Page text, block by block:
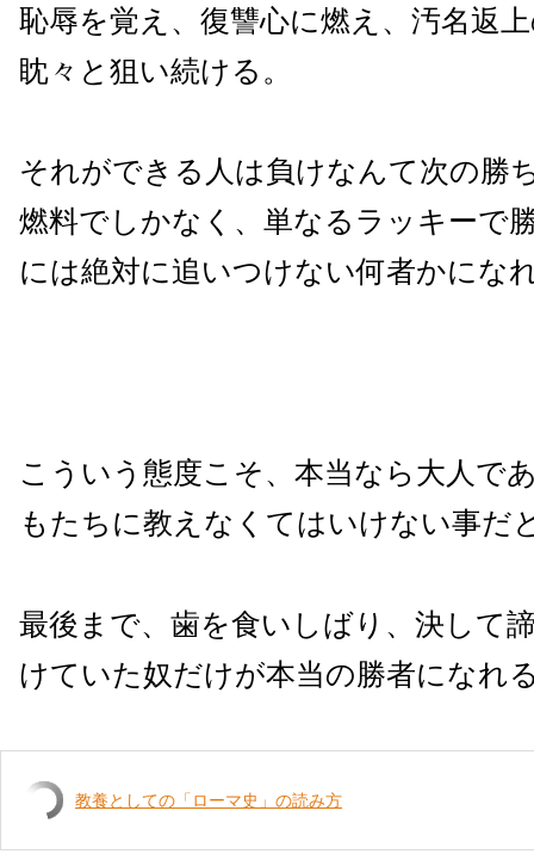
恥辱を覚え、復讐心に燃え、汚名返
眈々と狙い続ける。
それができる人は負けなんて次の勝
燃料でしかなく、単なるラッキーで
には絶対に追いつけない何者かにな
こういう態度こそ、本当なら大人で
もたちに教えなくてはいけない事だ
最後まで、歯を食いしばり、決して
けていた奴だけが本当の勝者になれ
教養としての「ローマ史」の読み方